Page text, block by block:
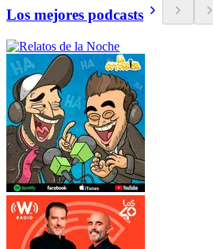
Los mejores podcasts